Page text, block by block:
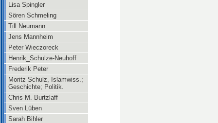
Lisa Spingler
Sören Schmeling
Till Neumann
Jens Mannheim
Peter Wieczoreck
Henrik_Schulze-Neuhoff
Frederik Peter
Moritz Schulz, Islamwiss.;
Geschichte; Politik.
Chris M. Burtzlaff
Sven Lüben
Sarah Bihler